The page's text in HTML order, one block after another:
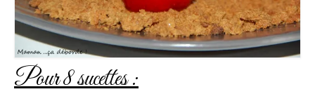
Pour 8 sucettes :